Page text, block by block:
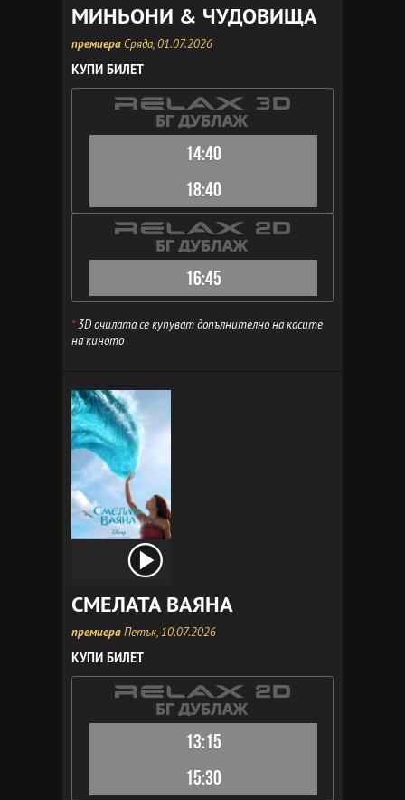
МИНЬОНИ & ЧУДОВИЩА
премиера Сряда, 01.07.2026
КУПИ БИЛЕТ
14:40
18:40
16:45
*3D очилата се купуват допълнително на касите
на киното
СМЕЛАТА ВАЯНА
премиераПетък, 10.07.2026
КУПИ БИЛЕТ
13:15
15:30